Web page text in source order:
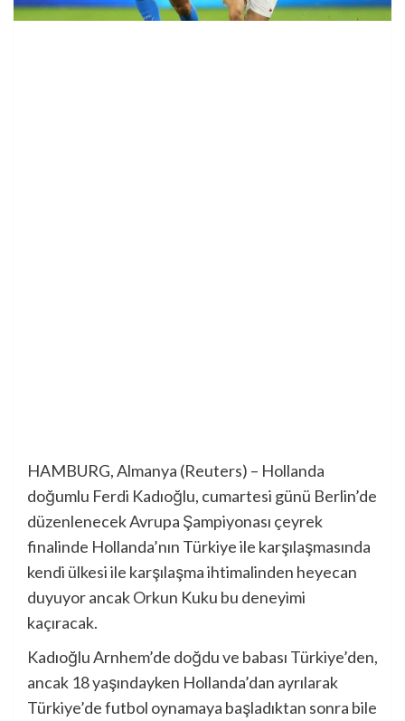
HAMBURG, Almanya (Reuters) – Hollanda
doğumlu Ferdi Kadıoğlu, cumartesi günü Berlin’de
düzenlenecek Avrupa Şampiyonası çeyrek
finalinde Hollanda’nın Türkiye ile karşılaşmasında
kendi ülkesi ile karşılaşma ihtimalinden heyecan
duyuyor ancak Orkun Kuku bu deneyimi
kaçıracak.
Kadıoğlu Arnhem’de doğdu ve babası Türkiye’den,
ancak 18 yaşındayken Hollanda’dan ayrılarak
Türkiye’de futbol oynamaya başladıktan sonra bile